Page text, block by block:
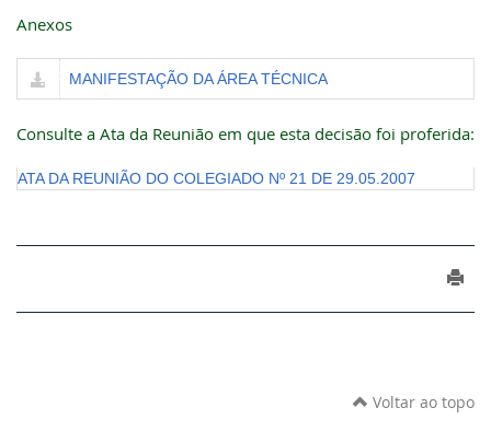
Anexos
MANIFESTAÇÃO DA ÁREA TÉCNICA
Consulte a Ata da Reunião em que esta decisão foi proferida:
ATA DA REUNIÃO DO COLEGIADO Nº 21 DE 29.05.2007
Voltar ao topo